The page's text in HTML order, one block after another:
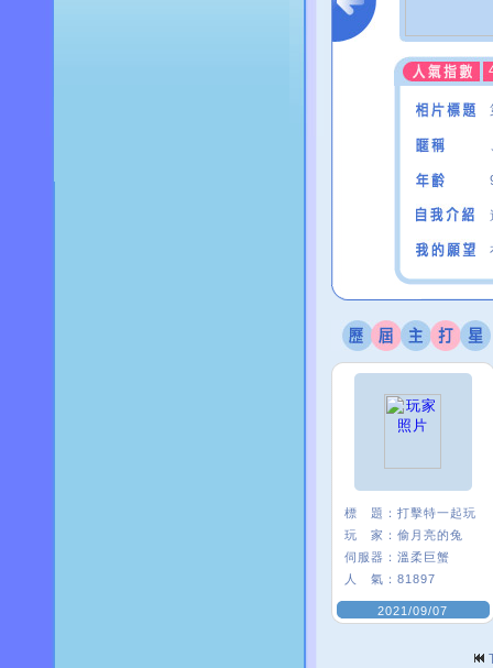
標 題： 打擊特一起玩
玩 家： 偷月亮的兔
伺服器： 溫柔巨蟹
人 氣： 81897
2021/09/07